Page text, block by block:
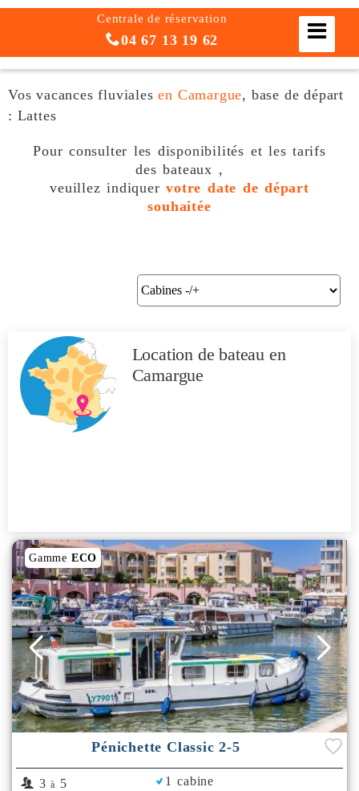
Centrale de réservation
04 67 13 19 62
Vos vacances fluvialesen Camargue, base de départ
: Lattes
Pour consulter les disponibilités et les tarifs
des bateaux ,
veuillez indiquervotre date de départ
souhaitée
Location de bateau en
Camargue
Gamme ECO
Pénichette Classic 2-5
3 à 5 1 cabine